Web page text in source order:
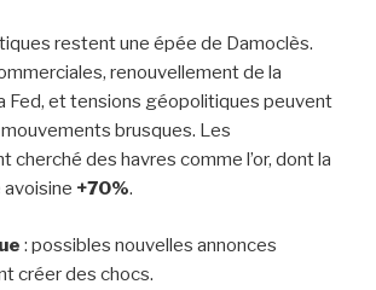
restent une épée de Damoclès.
renouvellement de la
Fed, et tensions géopolitiques peuvent
brusques. Les
cherché des havres comme l’or, dont la
avoisine +70%.
: possibles nouvelles annonces
créer des chocs.